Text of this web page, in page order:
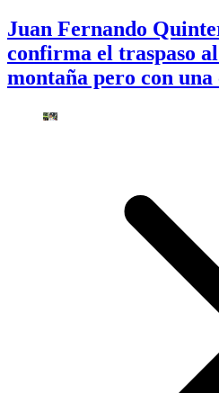
Juan Fernando
confirma el traspaso
montaña pero con